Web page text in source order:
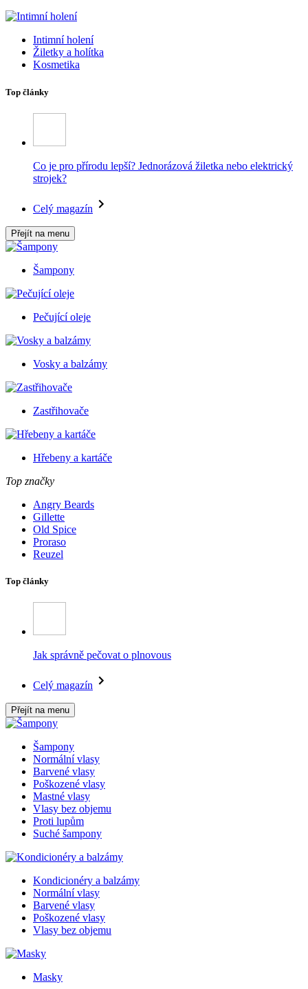
Intimní holení
Žiletky a holítka
Kosmetika
Top články
Co je pro přírodu lepší? Jednorázová žiletka nebo elektrický
strojek?
Celý magazín
Přejít na menu
Šampony
Pečující oleje
Vosky a balzámy
Zastřihovače
Hřebeny a kartáče
Top značky
Angry Beards
Gillette
Old Spice
Proraso
Reuzel
Top články
Jak správně pečovat o plnovous
Celý magazín
Přejít na menu
Šampony
Normální vlasy
Barvené vlasy
Poškozené vlasy
Mastné vlasy
Vlasy bez objemu
Proti lupům
Suché šampony
Kondicionéry a balzámy
Normální vlasy
Barvené vlasy
Poškozené vlasy
Vlasy bez objemu
Masky